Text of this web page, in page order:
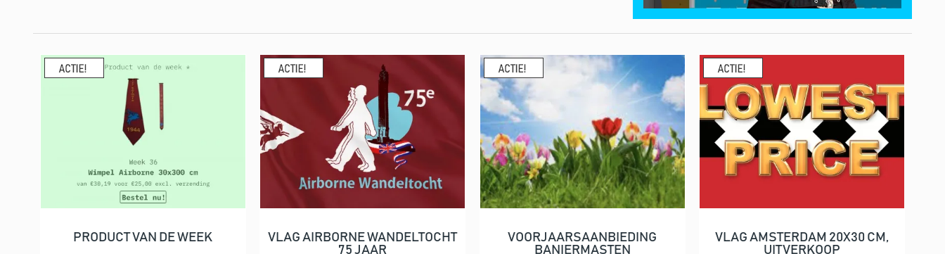
In winkelwagen
PRODUCT VAN DE WEEK In winkelwagen
VLAG AIRBORNE WANDELTOCHT
75 JAAR
In winkelwagen
VOORJAARSAANBIEDING
BANIERMASTEN
In winkelwagen
VLAG AMSTERDAM 20X30 CM,
UITVERKOOP